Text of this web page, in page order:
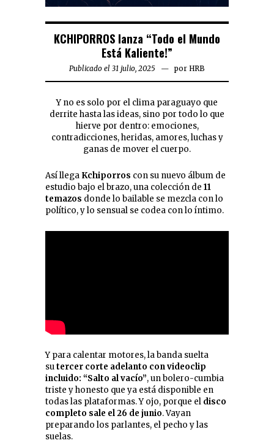
KCHIPORROS lanza “Todo el Mundo
Está Kaliente!”
Publicado el 31 julio, 2025 por HRB
Y no es solo por el clima paraguayo que
derrite hasta las ideas, sino por todo lo que
hierve por dentro: emociones,
contradicciones, heridas, amores, luchas y
ganas de mover el cuerpo.
Así llega Kchiporros con su nuevo álbum de
estudio bajo el brazo, una colección de 11
temazos donde lo bailable se mezcla con lo
político, y lo sensual se codea con lo íntimo.
Y para calentar motores, la banda suelta
sutercer corte adelanto con videoclip
incluido: “Salto al vacío”, un bolero-cumbia
triste y honesto que ya está disponible en
todas las plataformas. Y ojo, porque el disco
completo sale el 26 de junio. Vayan
preparando los parlantes, el pecho y las
suelas.